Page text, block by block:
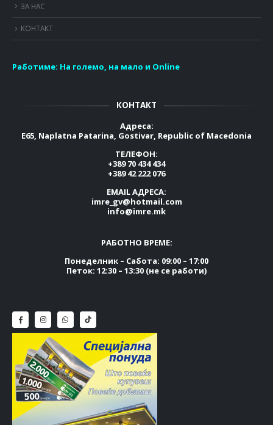
ЗА НАС
КОНТАКТ
Работиме: На големо, на мало и Online
КОНТАКТ
Адреса:
E65, Naplatna Patarina, Gostivar, Republic of Macedonia
ТЕЛЕФОН:
+389 70 434 434
+389 42 222 076
EMAIL АДРЕСА:
imre_gv@hotmail.com
info@imre.mk
РАБОТНО ВРЕМЕ:
Понеделник – Сабота: 09:00 – 17:00
Петок: 12:30 – 13:30 (не се работи)